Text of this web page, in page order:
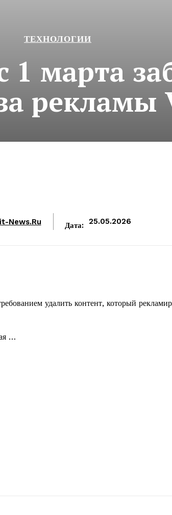
ТЕХНОЛОГИИ
1 марта
рекламы
News.ru Дата: 25.05.2026
удалить контент, который
…